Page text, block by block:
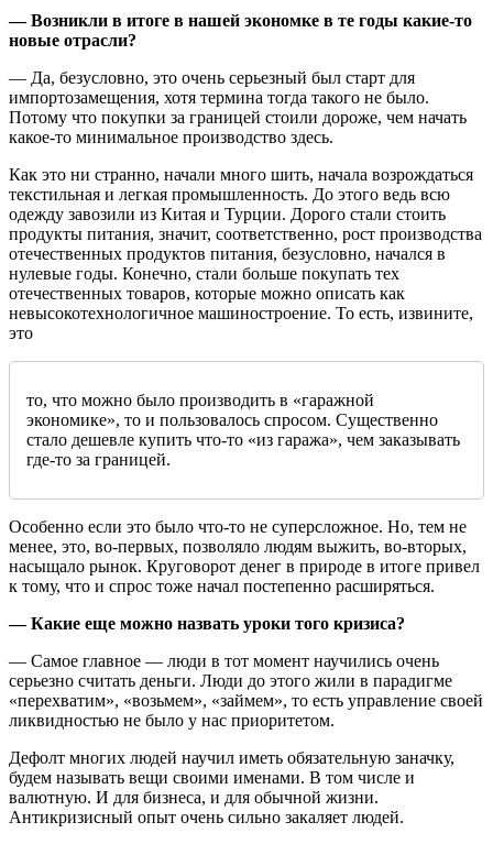
— Возникли в итоге в нашей экономке в те годы какие-то
новые отрасли?
— Да, безусловно, это очень серьезный был старт для
импортозамещения, хотя термина тогда такого не было.
Потому что покупки за границей стоили дороже, чем начать
какое-то минимальное производство здесь.
Как это ни странно, начали много шить, начала возрождаться
текстильная и легкая промышленность. До этого ведь всю
одежду завозили из Китая и Турции. Дорого стали стоить
продукты питания, значит, соответственно, рост производства
отечественных продуктов питания, безусловно, начался в
нулевые годы. Конечно, стали больше покупать тех
отечественных товаров, которые можно описать как
невысокотехнологичное машиностроение. То есть, извините,
это
то, что можно было производить в «гаражной
экономике», то и пользовалось спросом. Существенно
стало дешевле купить что-то «из гаража», чем заказывать
где-то за границей.
Особенно если это было что-то не суперсложное. Но, тем не
менее, это, во-первых, позволяло людям выжить, во-вторых,
насыщало рынок. Круговорот денег в природе в итоге привел
к тому, что и спрос тоже начал постепенно расширяться.
— Какие еще можно назвать уроки того кризиса?
— Самое главное — люди в тот момент научились очень
серьезно считать деньги. Люди до этого жили в парадигме
«перехватим», «возьмем», «займем», то есть управление своей
ликвидностью не было у нас приоритетом.
Дефолт многих людей научил иметь обязательную заначку,
будем называть вещи своими именами. В том числе и
валютную. И для бизнеса, и для обычной жизни.
Антикризисный опыт очень сильно закаляет людей.